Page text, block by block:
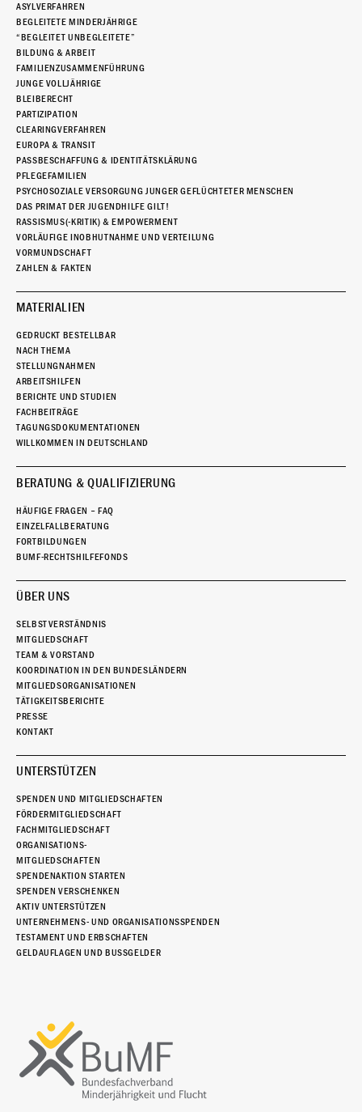
ASYLVERFAHREN
BEGLEITETE MINDERJÄHRIGE
“BEGLEITET UNBEGLEITETE”
BILDUNG & ARBEIT
FAMILIENZUSAMMENFÜHRUNG
JUNGE VOLLJÄHRIGE
BLEIBERECHT
PARTIZIPATION
CLEARINGVERFAHREN
EUROPA & TRANSIT
PASSBESCHAFFUNG & IDENTITÄTSKLÄRUNG
PFLEGEFAMILIEN
PSYCHOSOZIALE VERSORGUNG JUNGER GEFLÜCHTETER MENSCHEN
DAS PRIMAT DER JUGENDHILFE GILT!
RASSISMUS(-KRITIK) & EMPOWERMENT
VORLÄUFIGE INOBHUTNAHME UND VERTEILUNG
VORMUNDSCHAFT
ZAHLEN & FAKTEN
MATERIALIEN
GEDRUCKT BESTELLBAR
NACH THEMA
STELLUNGNAHMEN
ARBEITSHILFEN
BERICHTE UND STUDIEN
FACHBEITRÄGE
TAGUNGSDOKUMENTATIONEN
WILLKOMMEN IN DEUTSCHLAND
BERATUNG & QUALIFIZIERUNG
HÄUFIGE FRAGEN – FAQ
EINZELFALLBERATUNG
FORTBILDUNGEN
BUMF-RECHTSHILFEFONDS
ÜBER UNS
SELBSTVERSTÄNDNIS
MITGLIEDSCHAFT
TEAM & VORSTAND
KOORDINATION IN DEN BUNDESLÄNDERN
MITGLIEDSORGANISATIONEN
TÄTIGKEITSBERICHTE
PRESSE
KONTAKT
UNTERSTÜTZEN
SPENDEN UND MITGLIEDSCHAFTEN
FÖRDERMITGLIEDSCHAFT
FACHMITGLIEDSCHAFT
ORGANISATIONS-
MITGLIEDSCHAFTEN
SPENDENAKTION STARTEN
SPENDEN VERSCHENKEN
AKTIV UNTERSTÜTZEN
UNTERNEHMENS- UND ORGANISATIONSSPENDEN
TESTAMENT UND ERBSCHAFTEN
GELDAUFLAGEN UND BUSSGELDER